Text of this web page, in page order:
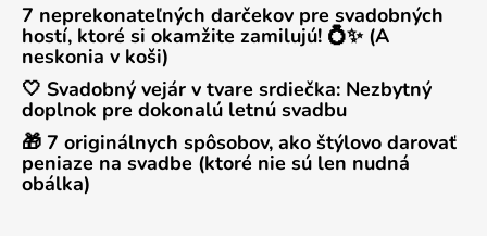
7 neprekonateľných darčekov pre svadobných
hostí, ktoré si okamžite zamilujú! 💍✨ (A
neskonia v koši)
🤍 Svadobný vejár v tvare srdiečka: Nezbytný
doplnok pre dokonalú letnú svadbu
🎁 7 originálnych spôsobov, ako štýlovo darovať
peniaze na svadbe (ktoré nie sú len nudná
obálka)